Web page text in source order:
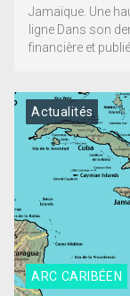
Jamaïque. Une
ligne Dans son
financière et
ARC CARIBÉEN
Actualités